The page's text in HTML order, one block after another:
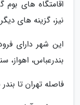
اقامتگاه های
نیز، گزینه های
این شهر دارای
بندرعباس، اهواز،
فاصله تهران تا بندر نوشهر